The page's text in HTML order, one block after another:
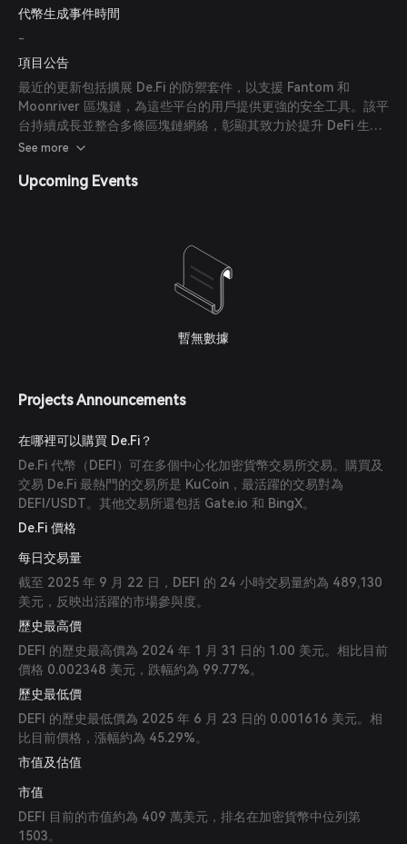
代幣生成事件時間
-
項目公告
最近的更新包括擴展 De.Fi 的防禦套件，以支援 Fantom 和
Moonriver 區塊鏈，為這些平台的用戶提供更強的安全工具。該平
台持續成長並整合多條區塊鏈網絡，彰顯其致力於提升 DeFi 生態
系中用戶安全與體驗的承諾。
See more
Upcoming Events
暫無數據
Projects Announcements
在哪裡可以購買 De.Fi？
De.Fi 代幣（DEFI）可在多個中心化加密貨幣交易所交易。購買及
交易 De.Fi 最熱門的交易所是 KuCoin，最活躍的交易對為
DEFI/USDT。其他交易所還包括 Gate.io 和 BingX。
De.Fi 價格
每日交易量
截至 2025 年 9 月 22 日，DEFI 的 24 小時交易量約為 489,130
美元，反映出活躍的市場參與度。
歷史最高價
DEFI 的歷史最高價為 2024 年 1 月 31 日的 1.00 美元。相比目前
價格 0.002348 美元，跌幅約為 99.77%。
歷史最低價
DEFI 的歷史最低價為 2025 年 6 月 23 日的 0.001616 美元。相
比目前價格，漲幅約為 45.29%。
市值及估值
市值
DEFI 目前的市值約為 409 萬美元，排名在加密貨幣中位列第
1503。